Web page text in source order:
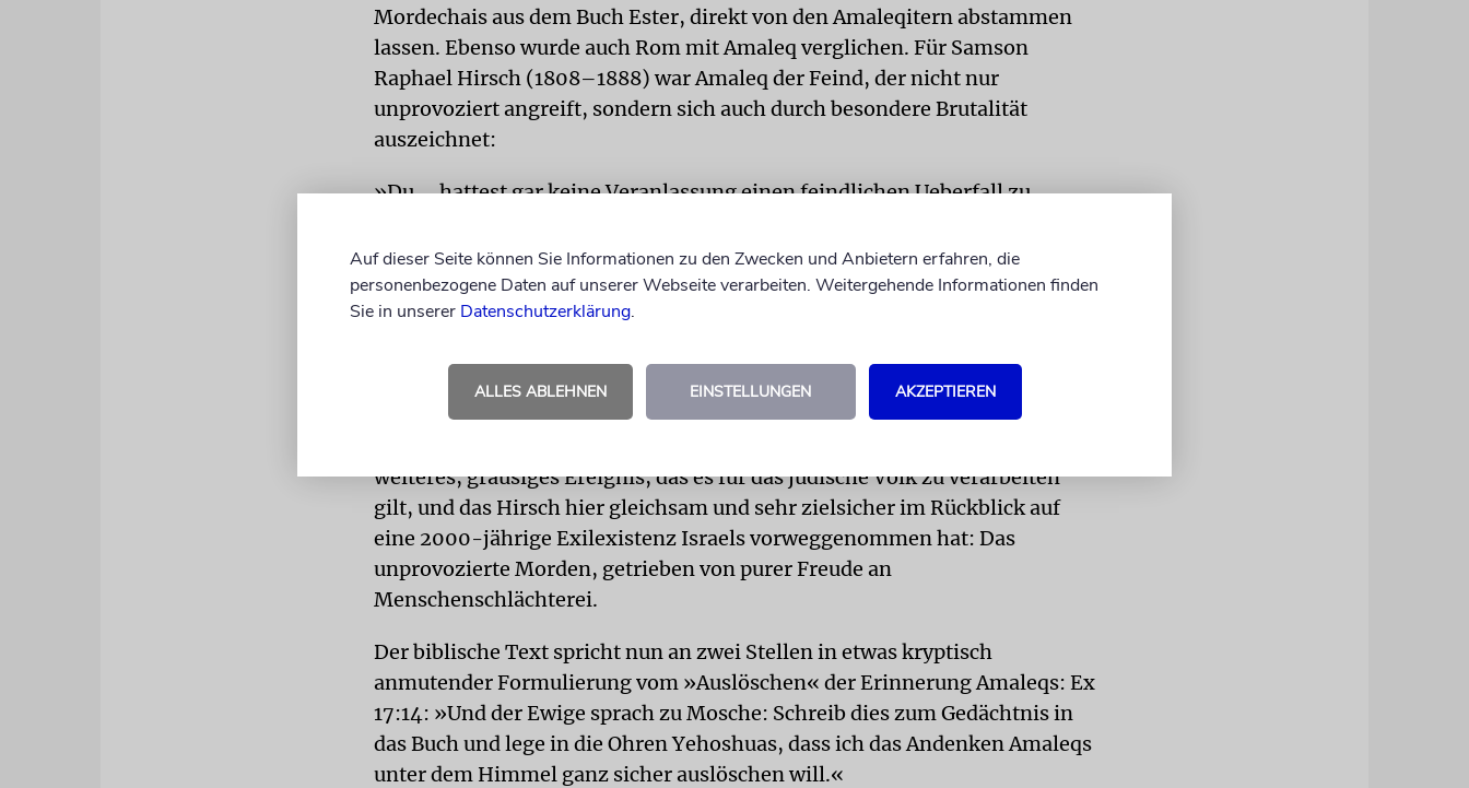
Mordechais aus dem Buch Ester, direkt von den Amaleqitern abstammen
lassen. Ebenso wurde auch Rom mit Amaleq verglichen. Für Samson
Raphael Hirsch (1808–1888) war Amaleq der Feind, der nicht nur
unprovoziert angreift, sondern sich auch durch besondere Brutalität
auszeichnet:
»Du ... hattest gar keine Veranlassung einen feindlichen Ueberfall zu
Menschenschlächterei ... getrieben ... Ihn lud somit nicht Schwäche zu
Mitleid und Schonung, sondern zu roher, höhnender Mißhandlung«
(Samson Raphael Hirsch zu Deut 25:18, in: Der Pentateuch, Fünfter Theil:
Freude an Menschenschlächterei
weiteres, grausiges Ereignis, das es für das jüdische Volk zu verarbeiten
gilt, und das Hirsch hier gleichsam und sehr zielsicher im Rückblick auf
eine 2000-jährige Exilexistenz Israels vorweggenommenhat: Das
unprovozierte Morden, getrieben von purer Freude an
Menschenschlächterei.
Der biblische Text spricht nun an zwei Stellen in etwas kryptisch
anmutender Formulierung vom »Auslöschen« der Erinnerung Amaleqs: Ex
17:14: »Und der Ewige sprach zu Mosche: Schreib dies zum Gedächtnis in
das Buch und lege in die Ohren Yehoshuas, dass ich das Andenken Amaleqs
unter dem Himmel ganz sicher auslöschen will.«
Auf dieser Seite können Sie Informationen zu den Zwecken und Anbietern erfahren, die
personenbezogene Daten auf unserer Webseite verarbeiten. Weitergehende Informationen finden
Sie in unserer Datenschutzerklärung.
ALLES ABLEHNEN EINSTELLUNGEN AKZEPTIEREN